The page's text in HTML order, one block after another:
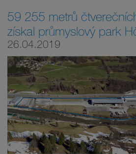
59 255 metrů
získal průmyslový park
26.04.2019